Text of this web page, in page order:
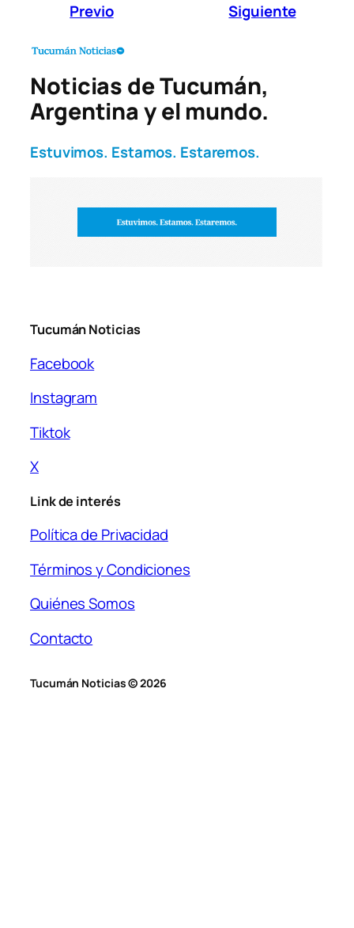
Previo Siguiente
Noticias de Tucumán,
Argentina y el mundo.
Estuvimos. Estamos. Estaremos.
Tucumán Noticias
Facebook
Instagram
Tiktok
X
Link de interés
Política de Privacidad
Términos y Condiciones
Quiénes Somos
Contacto
Tucumán Noticias © 2026